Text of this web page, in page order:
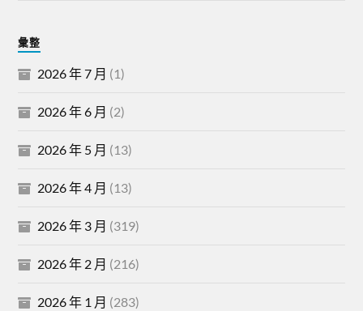
彙整
2026 年 7 月 (1)
2026 年 6 月 (2)
2026 年 5 月 (13)
2026 年 4 月 (13)
2026 年 3 月 (319)
2026 年 2 月 (216)
2026 年 1 月 (283)